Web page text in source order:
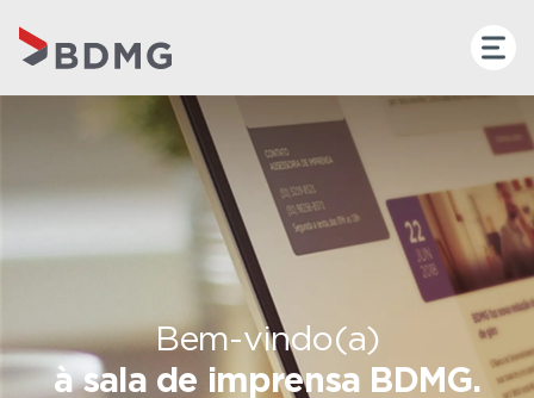
Bem-vindo(a)
à sala de imprensa BDMG.